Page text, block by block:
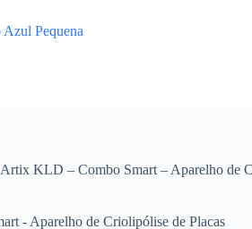
Artix KLD – Combo Smart – Aparelho de